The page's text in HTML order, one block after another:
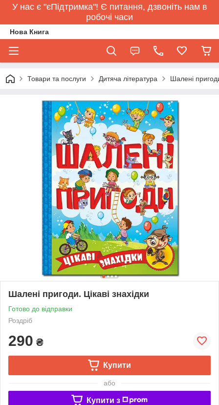
У нас є "єПідтримка"! Є питання, дзвоніть нам в
робочі часи
Нова Книга
Товари та послуги Дитяча література Шалені
Шалені пригоди. Цікаві знахідки
Готово до відправки
Роздріб
290 ₴
Купити
або
Купити з